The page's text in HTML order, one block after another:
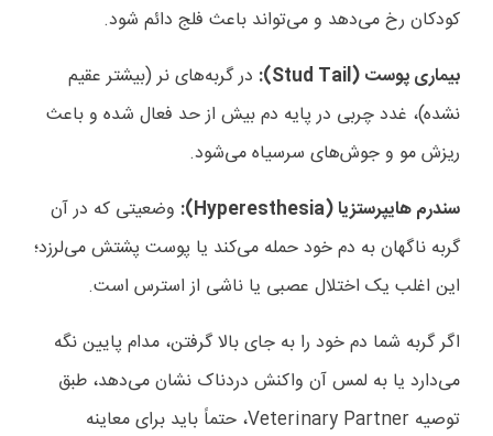
کودکان رخ می‌دهد و می‌تواند باعث فلج دائم شود.
بیماری پوست (Stud Tail
): در گربه‌های نر (بیشتر عقیم
نشده)، غدد چربی در پایه دم بیش از حد فعال شده و باعث
ریزش مو و جوش‌های سرسیاه می‌شود.
سندرم هایپرستزیا (Hyperesthesia
): وضعیتی که در آن
گربه ناگهان به دم خود حمله می‌کند یا پوست پشتش می‌لرزد؛
این اغلب یک اختلال عصبی یا ناشی از استرس است.
اگر گربه شما دم خود را به جای بالا گرفتن، مدام پایین نگه
می‌دارد یا به لمس آن واکنش دردناک نشان می‌دهد، طبق
توصیه Veterinary Partner، حتماً باید برای معاینه